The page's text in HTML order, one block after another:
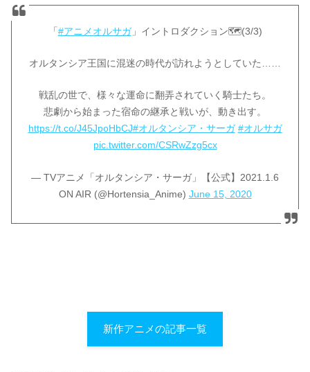
「#アニメオルサガ」イントロダクション🗺️(3/3)
オルタンシア王国に混迷の時代が訪れようとしていた……
戦乱の世で、様々な運命に翻弄されていく騎士たち。
悲劇から始まった宿命の継承と戦いが、動き出す。
https://t.co/J45JpoHbCJ#オルタンシア・サーガ #オルサガ
pic.twitter.com/CSRwZzg5cx
— TVアニメ「オルタンシア・サーガ」【公式】2021.1.6
ON AIR (@Hortensia_Anime) June 15, 2020
新作アニメの記事一覧